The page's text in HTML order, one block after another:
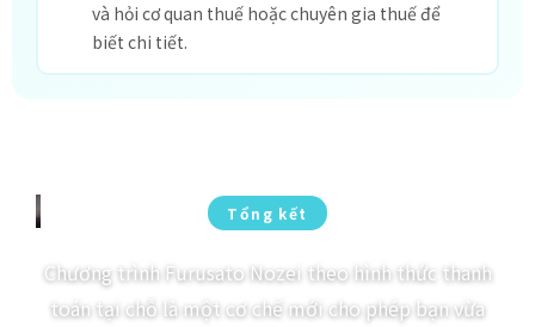
và hỏi cơ quan thuế hoặc chuyên gia thuế để
biết chi tiết.
Tổng kết
Chương trình Furusato Nozei theo hình thức thanh
toán tại chỗ là một cơ chế mới cho phép bạn vừa